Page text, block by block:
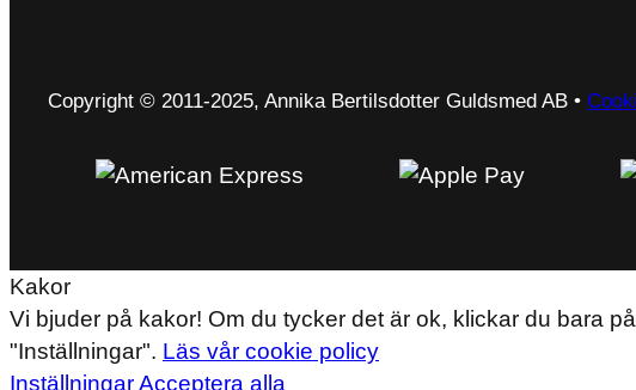
Copyright © 2011-2025, Annika Bertilsdotter Guldsmed AB •
Kakor
Vi bjuder på kakor! Om du tycker det är ok, klickar du bara
"Inställningar". Läs vår cookie policy
InställningarAcceptera alla